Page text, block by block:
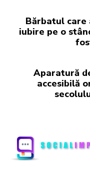
Bărbatul care
iubire pe o
Aparatură
accesibilă